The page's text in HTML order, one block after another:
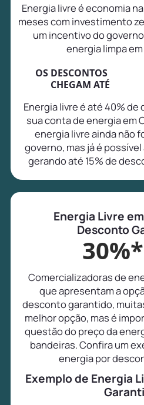
Energia livre é economia
meses com investimento
um incentivo do
energia limpa em
OS DESCONTOS
CHEGAM ATÉ
Energia livre é até 40%
sua conta de energia em
energia livre ainda não
governo, mas já é
gerando até 15% de
Energia Livre
Desconto
30%*
Comercializadoras de
que apresentam a
desconto garantido,
melhor opção, mas é
questão do preço da
bandeiras. Confira um
energia por
Exemplo de Energia